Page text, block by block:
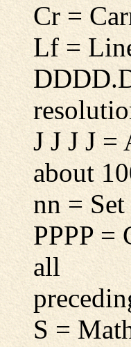
Cr =
Lf =
J J J J =
about
nn =
PPPP =
all
S =